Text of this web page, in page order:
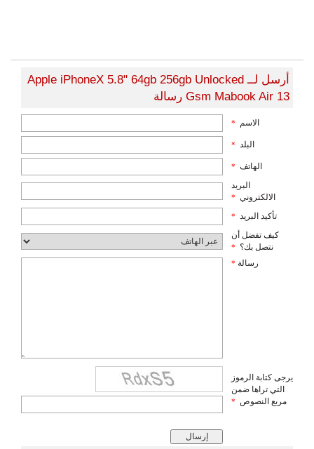
أرسل لــ Apple iPhoneX 5.8" 64gb 256gb Unlocked
Gsm Mabook Air 13 رسالة
الاسم *
البلد *
الهاتف *
البريد
الالكتروني *
تأكيد البريد *
كيف تفضل أن
نتصل بك؟ *
رسالة *
يرجى كتابة الرموز
التي تراها ضمن
مربع النصوص *